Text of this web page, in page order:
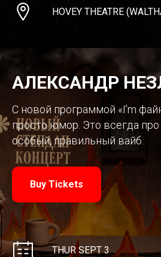
HOVEY THEATRE
АЛЕКСАНДР
С новой программой «I’m
просто юмор. Это всегда
особый, правильный вайб.
Buy Tickets
THUR SEPT 3